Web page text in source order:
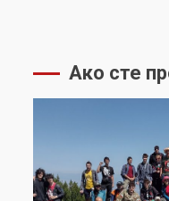
Ако сте